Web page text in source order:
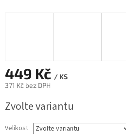
449 Kč / KS
371 Kč bez DPH
cena:
Zvolte variantu
Velikost